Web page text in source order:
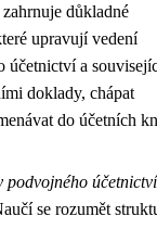
důkladné
upravují vedení
účetnictví a
doklady, chápat
do účetních
podvojného účetnictví
se rozumět